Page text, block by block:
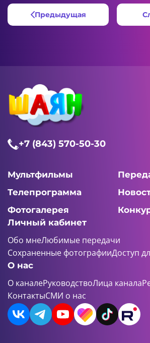
Предыдущая
+7 (843) 570-50-30
Мультфильмы
Телепрограмма
Фотогалерея
Личный кабинет
Обо мнеЛюбимые передачи
Сохраненные фотографииДоступ
О нас
О каналеРуководствоЛица канала
КонтактыСМИ о нас